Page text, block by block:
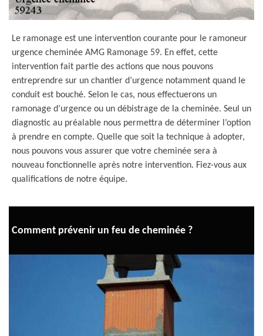
Le ramonage est une intervention courante pour le ramoneur
urgence cheminée AMG Ramonage 59. En effet, cette
intervention fait partie des actions que nous pouvons
entreprendre sur un chantier d’urgence notamment quand le
conduit est bouché. Selon le cas, nous effectuerons un
ramonage d’urgence ou un débistrage de la cheminée. Seul un
diagnostic au préalable nous permettra de déterminer l’option
à prendre en compte. Quelle que soit la technique à adopter,
nous pouvons vous assurer que votre cheminée sera à
nouveau fonctionnelle après notre intervention. Fiez-vous aux
qualifications de notre équipe.
Comment prévenir un feu de cheminée ?